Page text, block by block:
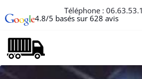
Téléphone :
4.8/5 basés sur 628 avis